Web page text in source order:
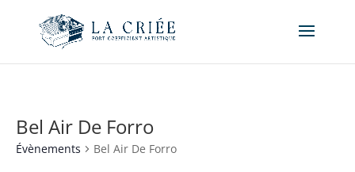
Bel Air De Forro
Évènements Bel Air De Forro